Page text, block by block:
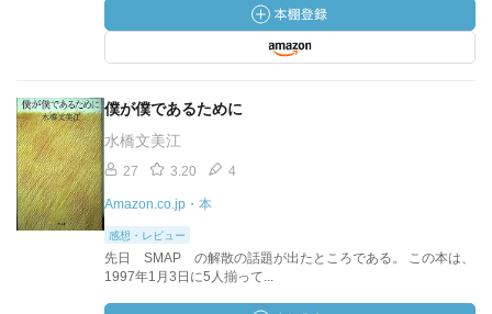
僕が僕であるために
水橋文美江
27 3.20 4
Amazon.co.jp・本
感想・レビュー
先日 SMAP の解散の話題が出たところである。 この本は、
1997年1月3日に5人揃って...